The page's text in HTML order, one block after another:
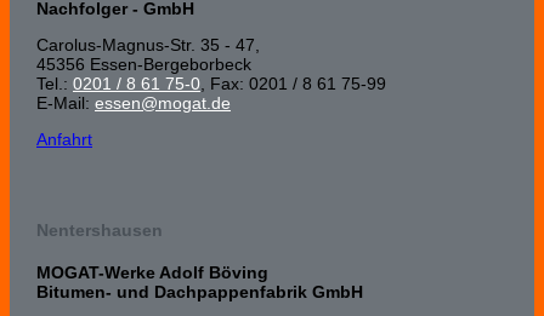
Nachfolger - GmbH
Carolus-Magnus-Str. 35 - 47,
45356 Essen-Bergeborbeck
Tel.: 0201 / 8 61 75-0, Fax: 0201 / 8 61 75-99
E-Mail: essen@mogat.de
Anfahrt
Nentershausen
MOGAT-Werke Adolf Böving
Bitumen- und Dachpappenfabrik GmbH